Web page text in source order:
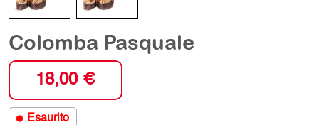
Colomba Pasquale
18,00 €
Esaurito